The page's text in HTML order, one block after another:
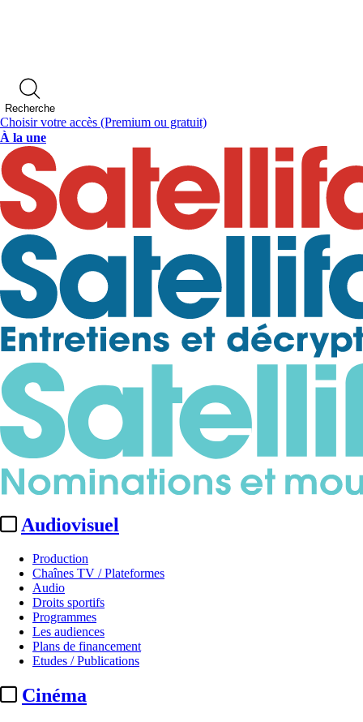
Recherche
Choisir votre accès (Premium ou gratuit)
À la une
Audiovisuel
Production
Chaînes TV / Plateformes
Audio
Droits sportifs
Programmes
Les audiences
Plans de financement
Etudes / Publications
Cinéma